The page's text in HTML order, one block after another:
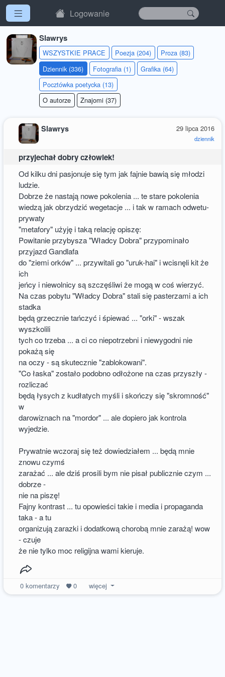
Logowanie
Slawrys
WSZYSTKIE PRACE Poezja (204)
Proza (83)
Dziennik (336)
Fotografia (1)
Grafika (64)
Pocztówka poetycka (13)
O autorze
Znajomi (37)
29 lipca 2016
dziennik
Slawrys
przyjechał dobry człowiek!
Od kilku dni pasjonuje się tym jak fajnie bawią się młodzi
ludzie.
Dobrze że nastają nowe pokolenia ... te stare pokolenia
wiedzą jak obrzydzić wegetacje ... i tak w ramach odwetu-
prywaty
"metafory" użyję i taką relację opiszę:
Powitanie przybysza "Władcy Dobra" przypominało
przyjazd Gandlafa
do "ziemi orków" ... przywitali go "uruk-hai" i wcisnęli kit że
ich
jeńcy i niewolnicy są szczęśliwi że mogą w coś wierzyć.
Na czas pobytu "Władcy Dobra" stali się pasterzami a ich
stadka
będą grzecznie tańczyć i śpiewać ... "orki" - wszak
wyszkolili
tych co trzeba ... a ci co niepotrzebni i niewygodni nie
pokażą się
na oczy - są skutecznie "zablokowani".
"Co łaska" zostało podobno odłożone na czas przyszły -
rozliczać
będą łysych z kudłatych myśli i skończy się "skromność"
w
darowiznach na "mordor" ... ale dopiero jak kontrola
wyjedzie.
Prywatnie wczoraj się też dowiedziałem ... będą mnie
znowu czymś
zarażać ... ale dziś prosili bym nie pisał publicznie czym ...
dobrze -
nie na piszę!
Fajny kontrast ... tu opowieści takie i media i propaganda
taka - a tu
organizują zarazki i dodatkową chorobą mnie zarażą! wow
- czuje
że nie tylko moc religijna wami kieruje.
0komentarzy 0 więcej